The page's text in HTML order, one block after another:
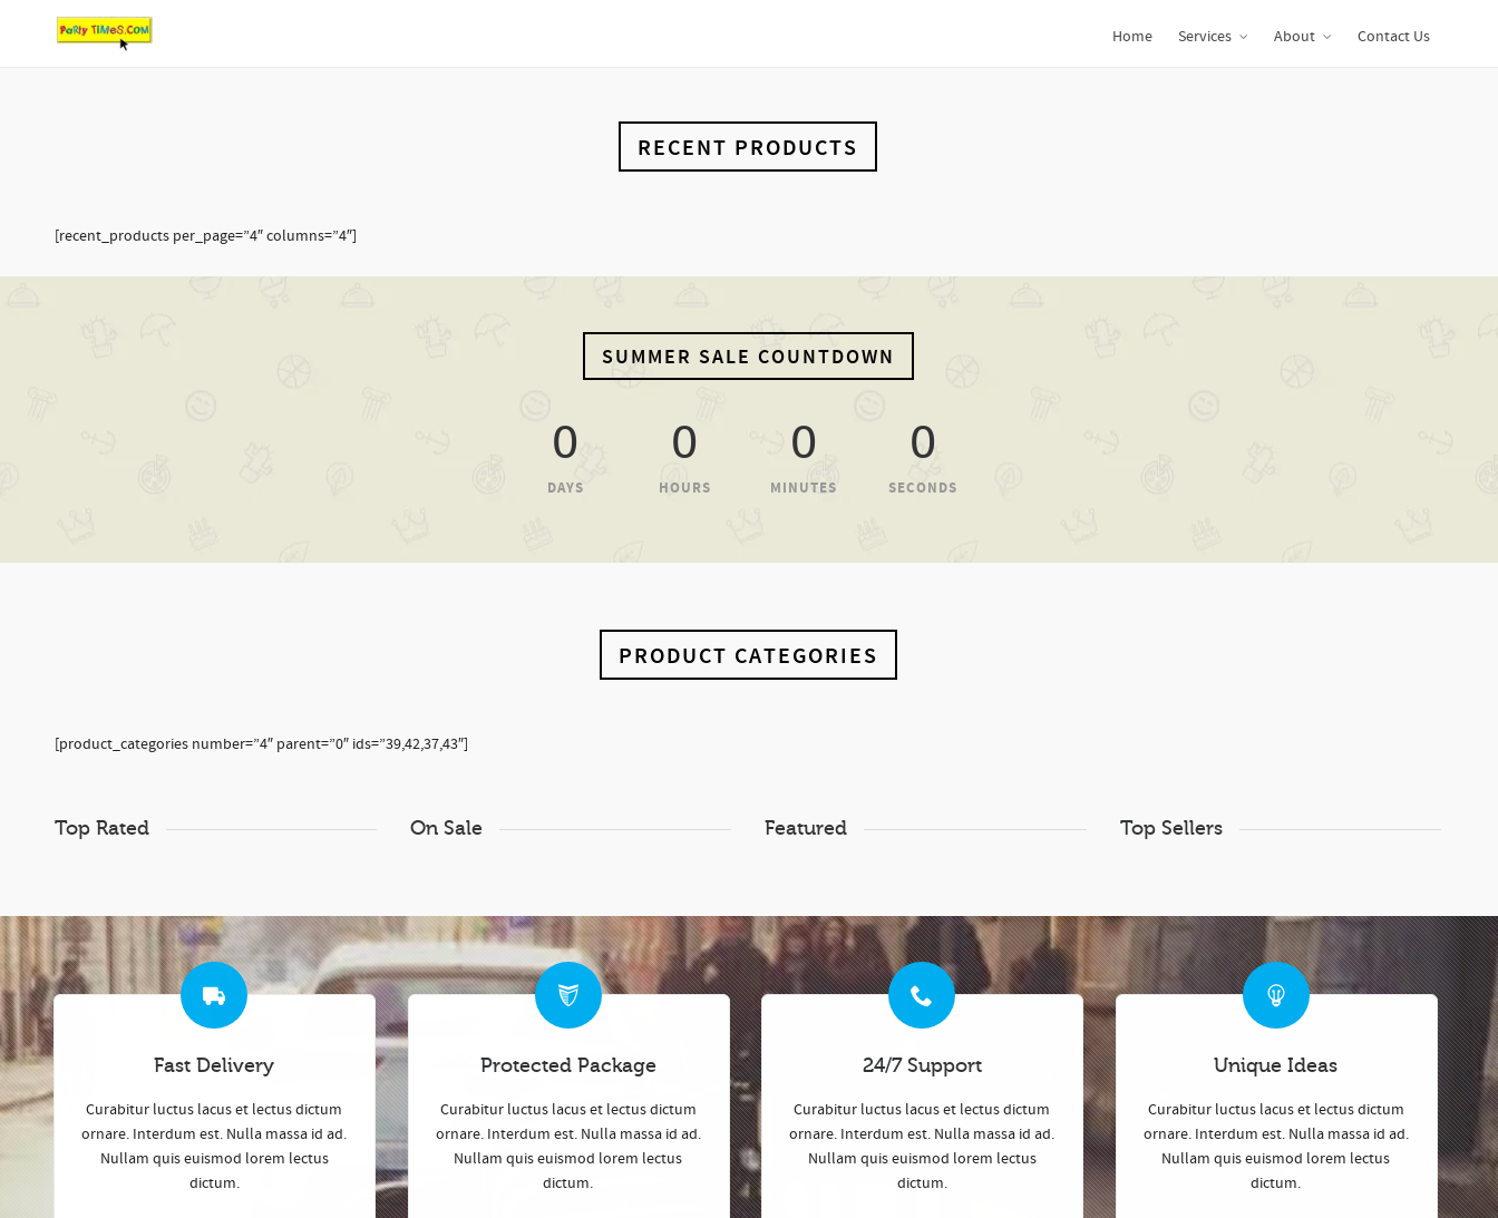
Home Services About Contact Us
RECENT PRODUCTS
[recent_products per_page=”4″ columns=”4″]
SUMMER SALE COUNTDOWN
0
DAYS
0
HOURS
0
MINUTES
0
SECONDS
PRODUCT CATEGORIES
[product_categories number=”4″ parent=”0″ ids=”39,42,37,43″]
Top Rated On Sale Featured Top Sellers
Fast Delivery
Curabitur luctus lacus et lectus dictum
ornare. Interdum est. Nulla massa id ad.
Nullam quis euismod lorem lectus
dictum.
Protected Package
Curabitur luctus lacus et lectus dictum
ornare. Interdum est. Nulla massa id ad.
Nullam quis euismod lorem lectus
dictum.
24/7 Support
Curabitur luctus lacus et lectus dictum
ornare. Interdum est. Nulla massa id ad.
Nullam quis euismod lorem lectus
dictum.
Unique Ideas
Curabitur luctus lacus et lectus dictum
ornare. Interdum est. Nulla massa id ad.
Nullam quis euismod lorem lectus
dictum.